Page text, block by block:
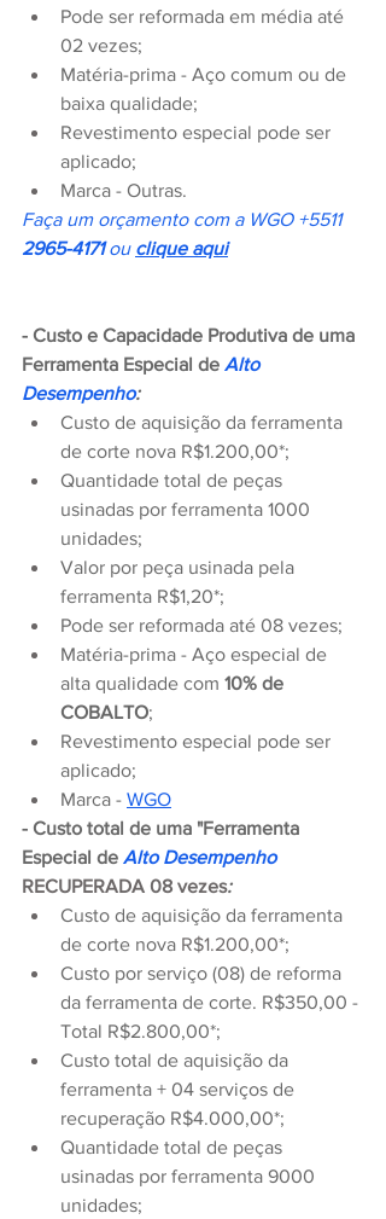
Pode ser reformada em média até
02 vezes;
Matéria-prima - Aço comum ou de
baixa qualidade;
Revestimento especial pode ser
aplicado;
Marca - Outras.
Faça um orçamento com a WGO +5511
2965-4171 ou clique aqui
- Custo e Capacidade Produtiva de uma
Ferramenta Especial de Alto
Desempenho:
Custo de aquisição da ferramenta
de corte nova R$1.200,00*;
Quantidade total de peças
usinadas por ferramenta 1000
unidades;
Valor por peça usinada pela
ferramenta R$1,20*;
Pode ser reformada até 08 vezes;
Matéria-prima - Aço especial de
alta qualidade com 10% de
COBALTO;
Revestimento especial pode ser
aplicado;
Marca - WGO
- Custo total de uma "Ferramenta
Especial de Alto Desempenho
RECUPERADA 08 vezes:
Custo de aquisição da ferramenta
de corte nova R$1.200,00*;
Custo por serviço (08) de reforma
da ferramenta de corte. R$350,00 -
Total R$2.800,00*;
Custo total de aquisição da
ferramenta + 04 serviços de
recuperação R$4.000,00*;
Quantidade total de peças
usinadas por ferramenta 9000
unidades;